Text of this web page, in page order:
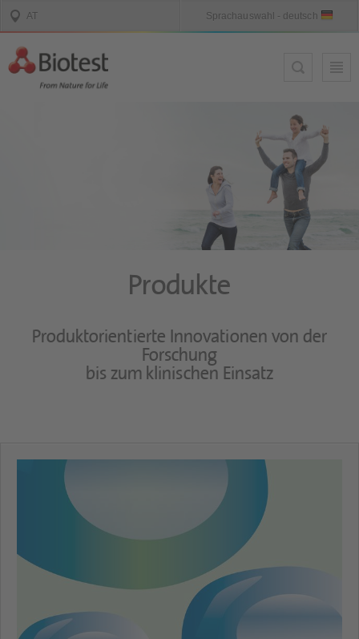
Produkte
Produktorientierte Innovationen von der
Forschung
bis zum klinischen Einsatz